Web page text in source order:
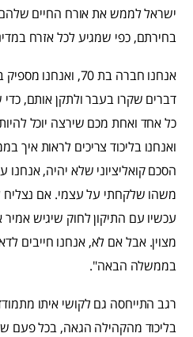
ישראל לממש את אורח החיים שלהם
בחירתם, כפי שמגיע לכל אזרח
אנחנו חברה בת 70,
דברים שקרו בעבר ולתקן אותם,
כל אחד ואחת מכם שירצה יוכל
ואנחנו בליכוד צריכים לראות איך
הסכם קואליציוני שלא יהיה, אנחנו
משהו שלקחתי על עצמי. אם
עכשיו עם התיקון לחוק שיגיש אמיר
מצוין. אבל אם לא, אנחנו חייבים
בממשלה הבאה".
רגב התייחסה גם לקושי איתו
בליכוד מהקהילה הגאה, בכל פעם